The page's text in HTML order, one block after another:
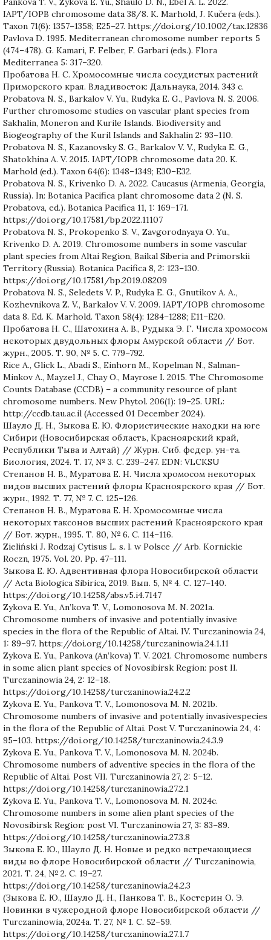
IAPT/IOPB chromosome data 38/8. K. Marhold, J. Kučera (eds.).
Taxon 71(6): 1357–1358; E25–27. https://doi.org/10.1002/tax.12836
Pavlova D. 1995. Mediterranean chromosome number reports 5
(474–478). G. Kamari, F. Felber, F. Garbari (eds.). Flora
Mediterranea 5: 317–320.
Пробатова Н. С. Хромосомные числа сосудистых растений
Приморского края. Владивосток: Дальнаука, 2014. 343 с.
Probatova N. S., Barkalov V. Yu., Rudyka E. G., Pavlova N. S. 2006.
Further chromosome studies on vascular plant species from
Sakhalin, Moneron and Kurile Islands. Biodiversity and
Biogeography of the Kuril Islands and Sakhalin 2: 93–110.
Probatova N. S., Kazanovsky S. G., Barkalov V. V., Rudyka E. G.,
Shatokhina A. V. 2015. IAPT/IOPB chromosome data 20. K.
Marhold (ed.). Taxon 64(6): 1348–1349; E30–E32.
Probatova N. S., Krivenko D. A. 2022. Caucasus (Armenia, Georgia,
Russia). In: Botanica Pacifica plant chromosome data 2 (N. S.
Probatova, ed.). Botanica Pacifica 11, 1: 169–171.
https://doi.org/10.17581/bp.2022.11107
Probatova N. S., Prokopenko S. V., Zavgorodnyaya O. Yu.,
Krivenko D. A. 2019. Chromosome numbers in some vascular
plant species from Altai Region, Baikal Siberia and Primorskii
Territory (Russia). Botanica Pacifica 8, 2: 123–130.
https://doi.org/10.17581/bp.2019.08209
Probatova N. S., Seledets V. P., Rudyka E. G., Gnutikov A. A.,
Kozhevnikova Z. V., Barkalov V. V. 2009. IAPT/IOPB chromosome
data 8. Ed. K. Marhold. Taxon 58(4): 1284–1288; E11–E20.
Пробатова Н. С., Шатохина А. В., Рудыка Э. Г. Числа хромосом
некоторых двудольных флоры Амурской области // Бот.
журн., 2005. Т. 90, № 5. С. 779–792.
Rice A., Glick L., Abadi S., Einhorn M., Kopelman N., Salman-
Minkov A., Mayzel J., Chay O., Mayrose I. 2015. The Chromosome
Counts Database (CCDB) – a community resource of plant
chromosome numbers. New Phytol. 206(1): 19–25. URL:
http://ccdb.tau.ac.il (Accessed 01 December 2024).
Шауло Д. Н., Зыкова Е. Ю. Флористические находки на юге
Сибири (Новосибирская область, Красноярский край,
Республики Тыва и Алтай) // Журн. Сиб. федер. ун-та.
Биология, 2024. Т. 17, № 3. С. 239–247. EDN: VLCKSU
Степанов Н. В., Муратова Е. Н. Числа хромосом некоторых
видов высших растений флоры Красноярского края // Бот.
журн., 1992. Т. 77, № 7. С. 125–126.
Степанов Н. В., Муратова Е. Н. Хромосомные числа
некоторых таксонов высших растений Красноярского края
// Бот. журн., 1995. Т. 80, № 6. С. 114–116.
Zieliński J. Rodzaj Cytisus L. s. l. w Polsce // Arb. Kornickie
Roczn, 1975. Vol. 20. Pp. 47–111.
Зыкова Е. Ю. Адвентивная флора Новосибирской области
// Acta Biologica Sibirica, 2019. Вып. 5, № 4. С. 127–140.
https://doi.org/10.14258/abs.v5.i4.7147
Zykova E. Yu., An’kova T. V., Lomonosova M. N. 2021a.
Chromosome numbers of invasive and potentially invasive
species in the flora of the Republic of Altai. IV. Turczaninowia 24,
1: 89–97. https://doi.org/10.14258/turczaninowia.24.1.11
Zykova E. Yu., Pankova (An’kova) T. V. 2021. Chromosome numbers
in some alien plant species of Novosibirsk Region: post II.
Turczaninowia 24, 2: 12–18.
https://doi.org/10.14258/turczaninowia.24.2.2
Zykova E. Yu., Pankova T. V., Lomonosova M. N. 2021b.
Chromosome numbers of invasive and potentially invasivespecies
in the flora of the Republic of Altai. Post V. Turczaninowia 24, 4:
95–103. https://doi.org/10.14258/turczaninowia.24.3.9
Zykova E. Yu., Pankova T. V., Lomonosova M. N. 2024b.
Chromosome numbers of adventive species in the flora of the
Republic of Altai. Post VII. Turczaninowia 27, 2: 5–12.
https://doi.org/10.14258/turczaninowia.27.2.1
Zykova E. Yu., Pankova T. V., Lomonosova M. N. 2024c.
Chromosome numbers in some alien plant species of the
Novosibirsk Region: post VI. Turczaninowia 27, 3: 83–89.
https://doi.org/10.14258/turczaninowia.27.3.8
Зыкова Е. Ю., Шауло Д. Н. Новые и редко встречающиеся
виды во флоре Новосибирской области // Turczaninowia,
2021. Т. 24, № 2. С. 19–27.
https://doi.org/10.14258/turczaninowia.24.2.3
(Зыкова Е. Ю., Шауло Д. Н., Панкова Т. В., Костерин О. Э.
Новинки в чужеродной флоре Новосибирской области //
Turczaninowia, 2024a. Т. 27, № 1. С. 52–59.
https://doi.org/10.14258/turczaninowia.27.1.7